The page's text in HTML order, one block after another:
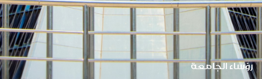
رؤساء الجامعة